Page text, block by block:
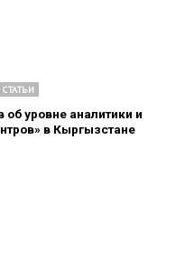
уровне аналитики и
в Кыргызстане